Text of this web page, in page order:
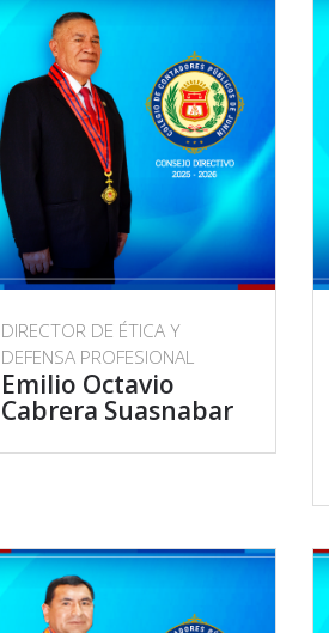
DIRECTOR DE ÉTICA Y
DEFENSA PROFESIONAL
Emilio Octavio
Cabrera Suasnabar